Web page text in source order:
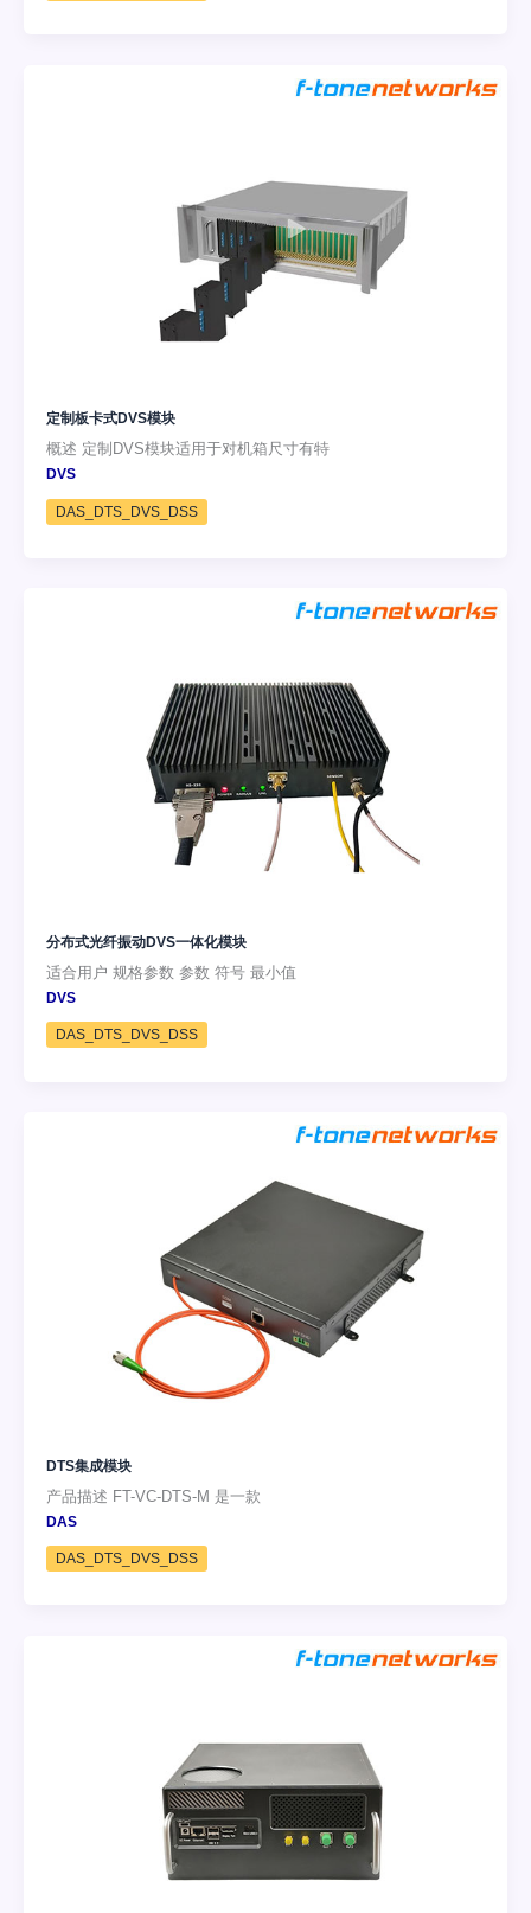
定制板卡式DVS模块
概述 定制DVS模块适用于对机箱尺寸有特
DVS
DAS_DTS_DVS_DSS
分布式光纤振动DVS一体化模块
适合用户 规格参数 参数 符号 最小值
DVS
DAS_DTS_DVS_DSS
DTS集成模块
产品描述 FT-VC-DTS-M 是一款
DAS
DAS_DTS_DVS_DSS